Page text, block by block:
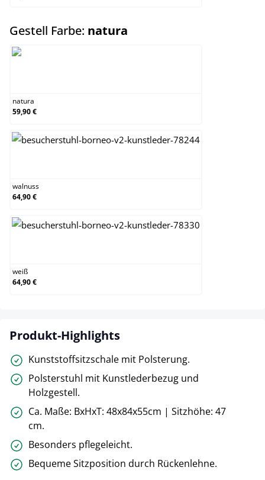
Gestell Farbe: natura
natura
59,90 €
walnuss
64,90 €
weiß
64,90 €
Produkt-Highlights
Kunststoffsitzschale mit Polsterung.
Polsterstuhl mit Kunstlederbezug und
Holzgestell.
Ca. Maße: BxHxT: 48x84x55cm | Sitzhöhe: 47
cm.
Besonders pflegeleicht.
Bequeme Sitzposition durch Rückenlehne.